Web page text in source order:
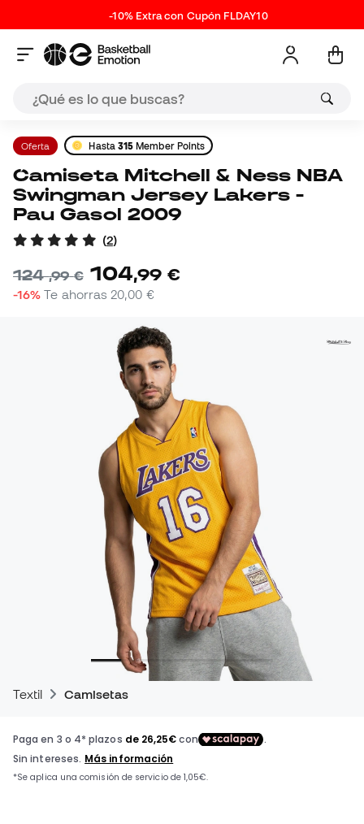
-10% Extra con Cupón FLDAY10
Oferta Hasta 315 Member Points
Camiseta Mitchell & Ness NBA
Swingman Jersey Lakers -
Pau Gasol 2009
(2)
124,99 € 104,99 €
-16% Te ahorras 20,00 €
Textil Camisetas